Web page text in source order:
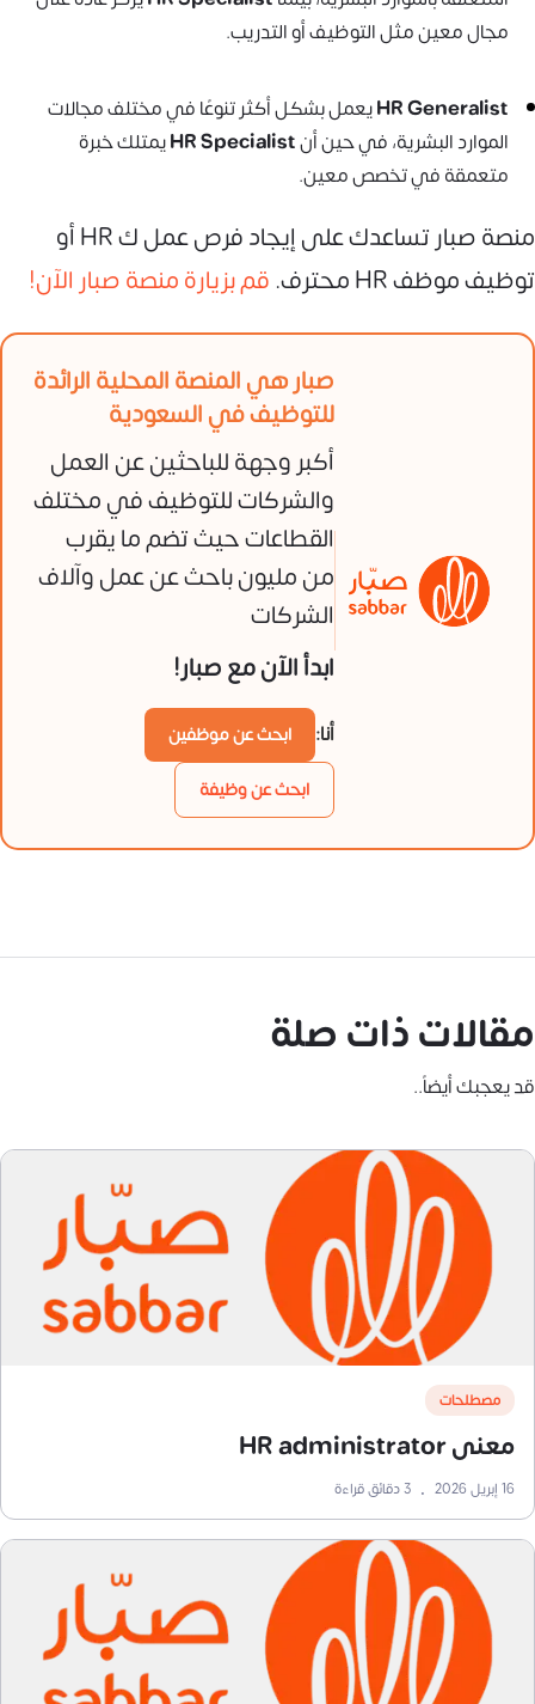
مجال معين مثل التوظيف أو التدريب.
HR Generalistيعمل بشكل أكثر تنوعًا في مختلف مجالات
الموارد البشرية، في حين أنHR Specialistيمتلك خبرة
متعمقة في تخصص معين.
منصة صبار تساعدك على إيجاد فرص عمل ك HR أو
توظيف موظف HR محترف.
قم بزيارة منصة صبار الآن!
صبار هي المنصة المحلية الرائدة
للتوظيف في السعودية
أكبر وجهة للباحثين عن العمل
والشركات للتوظيف في مختلف
القطاعات حيث تضم ما يقرب
من مليون باحث عن عمل وآلاف
الشركات
ابدأ الآن مع صبار!
أنا:
ابحث عن موظفين
ابحث عن وظيفة
مقالات ذات صلة
قد يعجبك أيضاً..
مصطلحات
معنى HR administrator
16 إبريل 2026 •
3دقائق قراءة